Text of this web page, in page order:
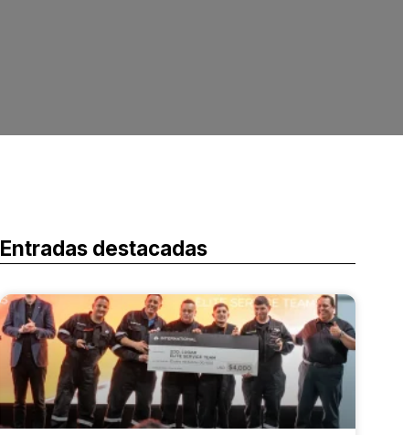
Entradas destacadas